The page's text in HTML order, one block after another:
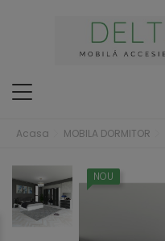
Acasa MOBILA DORMITOR
NOU